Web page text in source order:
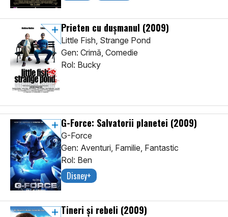
Prieten cu dușmanul (2009)
Little Fish, Strange Pond
Gen: Crimă, Comedie
Rol: Bucky
G-Force: Salvatorii planetei (2009)
G-Force
Gen: Aventuri, Familie, Fantastic
Rol: Ben
Disney+
Tineri și rebeli (2009)